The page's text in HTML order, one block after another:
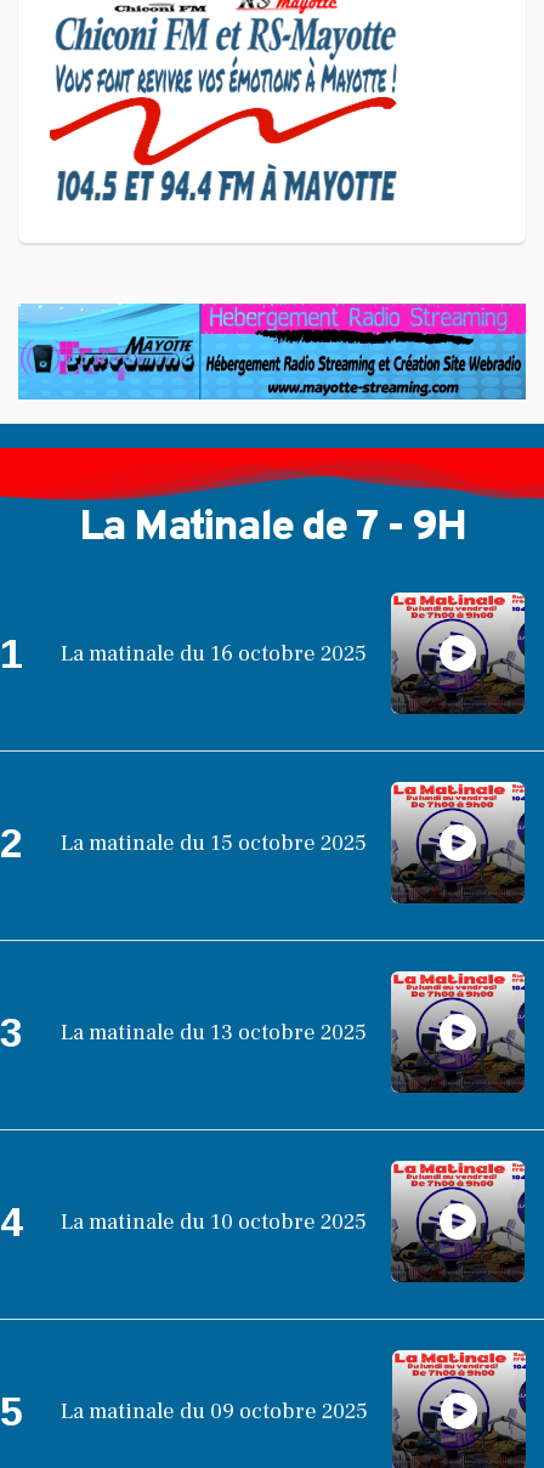
Coup de Pouce a partagé sa
vision d'un entrepreneuriat
CULTURE ET SOCIÉTÉ
L'association Marovoanio et
Reska NI Kalamu pour la
Langue KIBOSI
La Matinale de 7 - 9H
1 La matinale du 16 octobre 2025
2 La matinale du 15 octobre 2025
3 La matinale du 13 octobre 2025
4 La matinale du 10 octobre 2025
5 La matinale du 09 octobre 2025